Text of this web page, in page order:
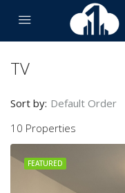
TV
10 Properties
Sort by: Default Order
FEATURED